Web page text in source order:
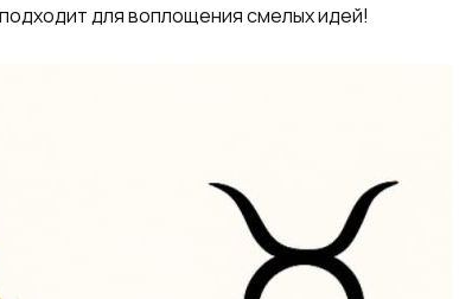
для воплощения смелых идей!